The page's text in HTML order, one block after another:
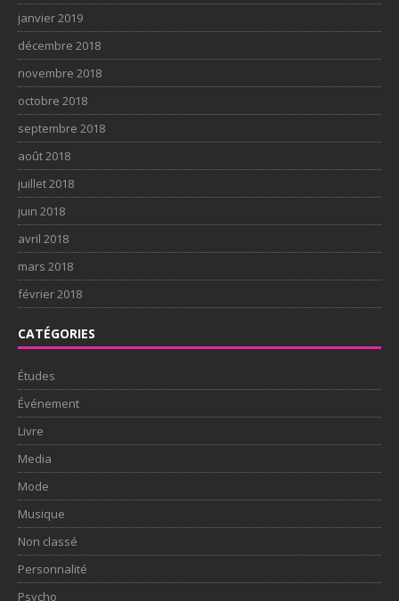
janvier 2019
décembre 2018
novembre 2018
octobre 2018
septembre 2018
août 2018
juillet 2018
juin 2018
avril 2018
mars 2018
février 2018
CATÉGORIES
Études
Événement
Livre
Media
Mode
Musique
Non classé
Personnalité
Psycho